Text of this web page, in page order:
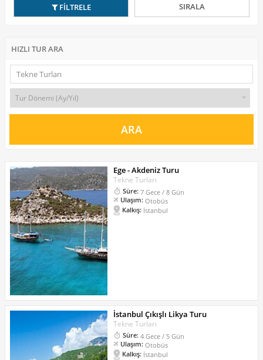
FİLTRELE SIRALA
HIZLI TUR ARA
Ege - Akdeniz Turu
Tekne Turları
Süre: 7 Gece / 8 Gün
Ulaşım: Otobüs
Kalkış: İstanbul
İstanbul Çıkışlı Likya Turu
Tekne Turları
Süre: 4 Gece / 5 Gün
Ulaşım: Otobüs
Kalkış: İstanbul